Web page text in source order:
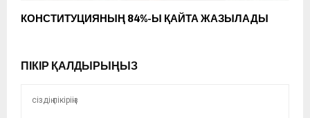
КОНСТИТУЦИЯНЫҢ 84%-Ы ҚАЙТА ЖАЗЫЛАДЫ
ПІКІР ҚАЛДЫРЫҢЫЗ